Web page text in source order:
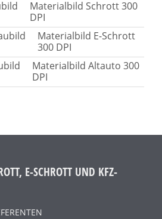
Materialbild Schrott 300
DPI
Materialbild E-Schrott
300 DPI
Materialbild Altauto 300
DPI
E-SCHROTT UND KFZ-